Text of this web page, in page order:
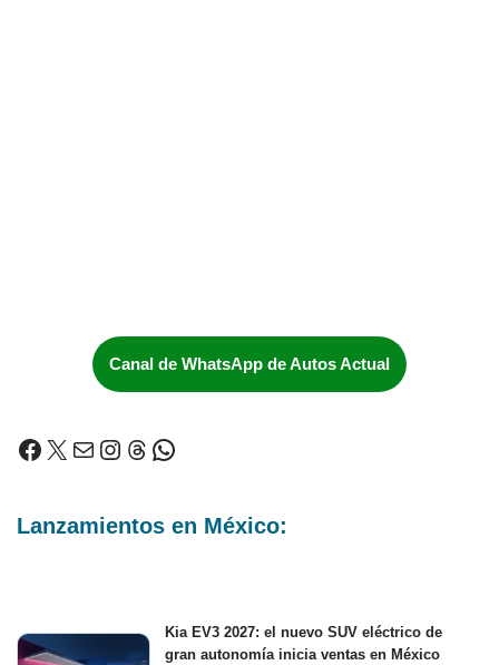
Canal de WhatsApp de Autos Actual
Lanzamientos en México:
Kia EV3 2027: el nuevo SUV eléctrico de
gran autonomía inicia ventas en México